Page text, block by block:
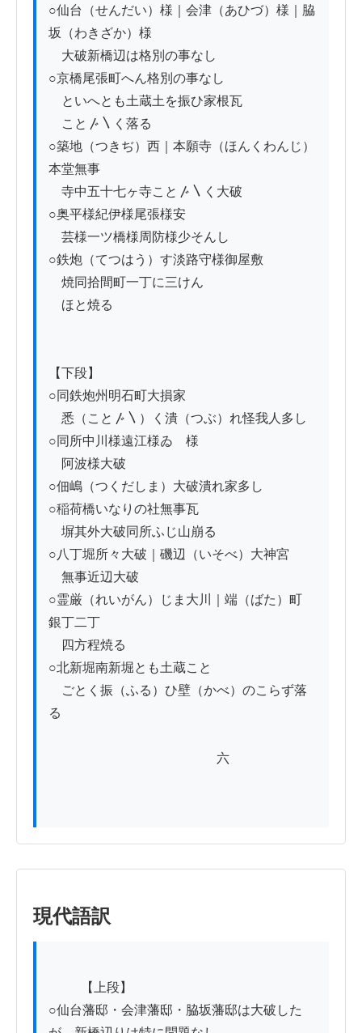
○仙台（せんだい）様｜会津（あひづ）様｜脇
坂（わきざか）様
大破新橋辺は格別の事なし
○京橋尾張町へん格別の事なし
といへとも土蔵土を振ひ家根瓦
こと〴〵く落る
○築地（つきぢ）西｜本願寺（ほんくわんじ）
本堂無事
寺中五十七ヶ寺こと〴〵く大破
○奥平様紀伊様尾張様安
芸様一ツ橋様周防様少そんし
○鉄炮（てつはう）す淡路守様御屋敷
焼同拾間町一丁に三けん
ほと焼る
【下段】
○同鉄炮州明石町大損家
悉（こと〴〵）く潰（つぶ）れ怪我人多し
○同所中川様遠江様ゐゝ様
阿波様大破
○佃嶋（つくだしま）大破潰れ家多し
○稲荷橋いなりの社無事瓦
塀其外大破同所ふじ山崩る
○八丁堀所々大破｜磯辺（いそべ）大神宮
無事近辺大破
○霊厳（れいがん）じま大川｜端（ばた）町
銀丁二丁
四方程焼る
○北新堀南新堀とも土蔵こと
ごとく振（ふる）ひ壁（かべ）のこらず落
る
六
現代語訳
○仙台藩邸・会津藩邸・脇坂藩邸は大破した